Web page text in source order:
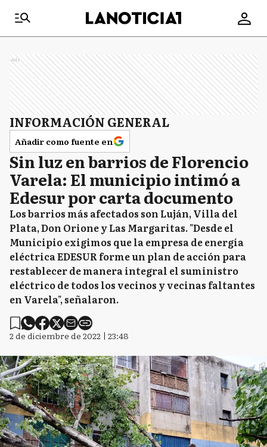
Ads
INFORMACIÓN GENERAL
Añadir como fuente en
Sin luz en barrios de Florencio
Varela: El municipio intimó a
Edesur por carta documento
Los barrios más afectados son Luján, Villa del
Plata, Don Orione y Las Margaritas. "Desde el
Municipio exigimos que la empresa de energía
eléctrica EDESUR forme un plan de acción para
restablecer de manera integral el suministro
eléctrico de todos los vecinos y vecinas faltantes
en Varela", señalaron.
2 de diciembre de 2022 | 23:48